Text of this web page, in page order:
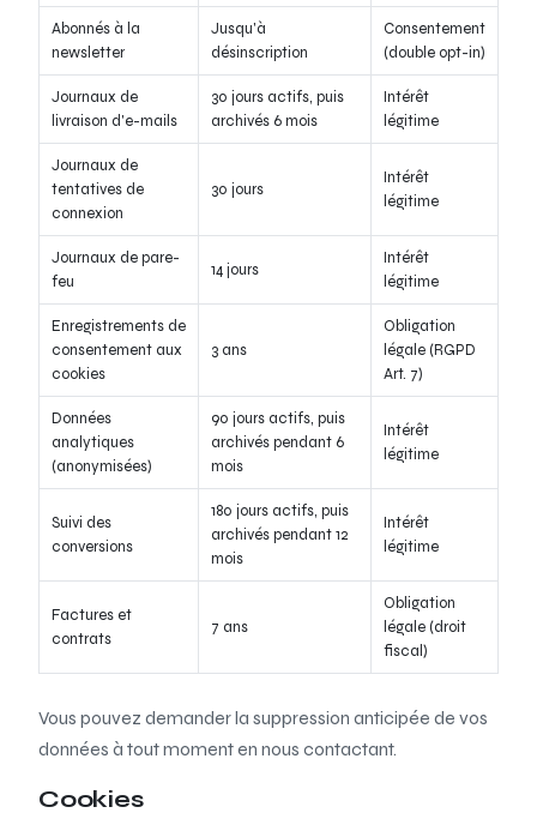
Abonnés à la
newsletter
Jusqu'à
désinscription
Consentement
(double opt-in)
Journaux de
livraison d'e-mails
30 jours actifs, puis
archivés 6 mois
Intérêt
légitime
Journaux de
tentatives de
connexion
30 jours
Intérêt
légitime
Journaux de pare-
feu
14 jours
Intérêt
légitime
Enregistrements de
consentement aux
cookies
3 ans
Obligation
légale (RGPD
Art. 7)
Données
analytiques
(anonymisées)
90 jours actifs, puis
archivés pendant 6
mois
Intérêt
légitime
Suivi des
conversions
180 jours actifs, puis
archivés pendant 12
mois
Intérêt
légitime
Factures et
contrats
7 ans
Obligation
légale (droit
fiscal)
Vous pouvez demander la suppression anticipée de vos
données à tout moment en nous contactant.
Cookies